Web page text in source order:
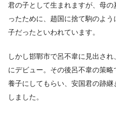
君の子として生まれますが、母
ったために、趙国に捨て駒のよ
子だったといわれています。
しかし邯鄲市で呂不韋に見出さ
にデビュー。その後呂不韋の策
養子にしてもらい、安国君の跡
しました。